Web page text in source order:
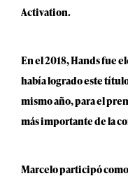
Activation.
En el 2018, Hands fue
había logrado este
mismo año, para el
más importante de la
Marcelo participó como